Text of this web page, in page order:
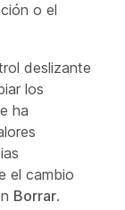
o el
deslizante
los
ha
el cambio
Borrar.